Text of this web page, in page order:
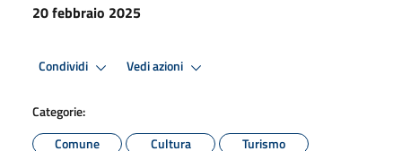
20 febbraio 2025
Condividi Vedi azioni
Categorie:
Comune
Cultura Turismo